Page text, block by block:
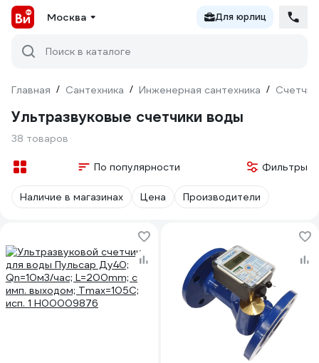
Москва Для юрлиц
Поиск в каталоге
Главная / Сантехника / Инженерная сантехника /
Ультразвуковые счетчики воды
38 товаров
По популярности Фильтры
Наличие в магазинах Цена Производители